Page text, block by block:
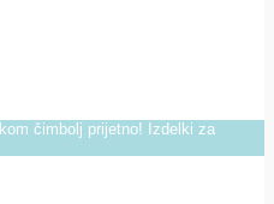
čimbolj prijetno! Izdelki za